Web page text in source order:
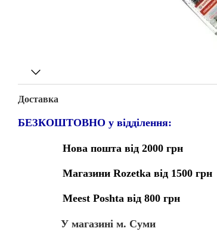
Доставка
БЕЗКОШТОВНО у відділення:
Нова пошта від 2000 грн
Магазини Rozetka від 1500 грн
Meest Poshta від 800 грн
У магазині м. Суми